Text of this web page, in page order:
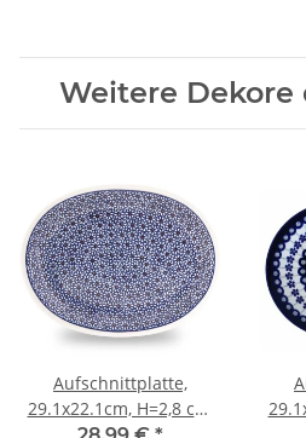
Weitere Dekore
Aufschnittplatte,
29.1x22.1cm, H=2,8 cm,